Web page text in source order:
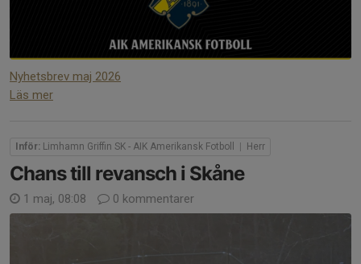
Nyhetsbrev maj 2026
Läs mer
Inför: Limhamn Griffin SK - AIK Amerikansk Fotboll | Herr
Chans till revansch i Skåne
1 maj, 08:08 0 kommentarer